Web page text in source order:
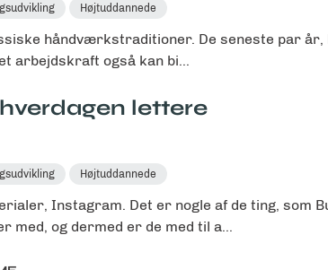
Højtuddannede
håndværkstraditioner. De seneste par år,
arbejdskraft også kan bi...
lettere
Højtuddannede
Instagram. Det er nogle af de ting, som
og dermed er de med til a...